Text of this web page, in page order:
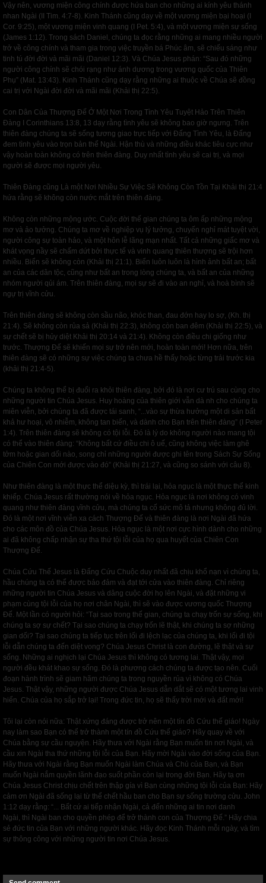
Vậy nên, vương miện công chính được hứa ban cho những ai kính yêu thánh
nhan Ngài (II Tim. 4:7-8). Kinh Thánh cũng dạy về một vương miện bại hoại (I
Cor. 9:25), một vương miện vinh quang (I Pet. 5:4), và một vương miện sự sống
(James 1:12). Trong sách Daniel, chúng ta đọc rằng những ai mang nhiều người
trở về công chính và tham gia trong việc truyền bá Phúc âm, sẽ chiếu sáng như
tinh tú đời đời và mãi mãi (Daniel 12:3). Và Chúa Jesus phán: “Sau đó những
người công chính sẽ chói rạng như ánh dương trong vương quốc của Thiên
Phụ” (Mat. 13:43). Kinh Thánh cũng dạy rằng những ai thuộc về Chúa sẽ đồng
cai trị với Ngài đời đời và mãi mãi (Khải thị 22:5).
Con Dân Của Thượng Đế Ở Một Nơi Trong Tình Yêu Tuyệt Hảo Trên Thiên
Đàng I Corinthians 13:8, 13 dạy rằng tình yêu sẽ không bao giờ ngưng. Trên
thiên đàng chúng ta sẽ sống tương giao trực tiếp với Đấng Tình Yêu, là Đấng
đem tình yêu vào trọn bản thể Ngài. Hận thù và những điều khác tiêu cực như
vậy hoàn toàn không có trên thiên đàng. Duy nhất tình yêu sẽ cai trị, và mọi
người sẽ được mọi người yêu.
Thiên Đàng cũng Là một Nơi Nhiều Sự Việc Sẽ Không Còn Tồn Tại Khải thị 21:4
hứa rằng sẽ không còn nước mắt trên thiên đàng.
Không còn những mộng ước. Cuộc đời thế gian chúng ta ôm ấp những mộng
mơ và ảo tưởng. Chúng ta mơ về nghiệp vụ lý tưởng, chuyến nghỉ mát tuyệt vời,
người công sự toàn hảo, và một hôn lễ lãng mạn nhất. Tất cả những giấc mơ và
khát vọng nầy sẽ chấm dứt bởi thực tế và vinh quang thiên thượng sẽ trội hơn
nhiều. Biển sẽ không còn (Khải thị 21:1). Biển luôn luôn là hình ảnh bất an; bất
an của các dân tộc, cũng như bất an trong lòng chúng ta, và bất an của những
nhóm người qủi ám. Trên thiên đàng, mọi sự sẽ đi vào an nghỉ, và hoà bình sẽ
ngự trị vĩnh cửu.
Trên thiên đàng sẽ không còn sầu não, khóc than, đau đớn hay lo sợ, (Kh. thị
21:4). Sẽ không còn rủa sả (Khải thị 22:3), không còn ban đêm (Khải thị 22:5), và
sự chết sẽ bị hủy diệt Khải thị 20:14 và 21:4). Không còn điều chi giống như
trước. Thượng Đế sẽ khiến mọi sự trở nên mới, hoàn toàn mới! Hơn nữa, trên
thiên đàng sẽ có những sự việc chúng ta chưa hề thấy hoặc từng trải trước kia
(khải thị 21:4-5).
Chúng ta không thể bị đuổi ra khỏi thiên đàng, bởi đó là nơi cư trú sau cùng cho
những người tin Chúa Jesus. Huy hoàng của thiên giới vẫn dà nh cho chúng ta
miên viễn, bởi chúng ta đã được tái sanh, “...vào sự thừa hưởng một di sản bất
khả hư hoại, vô nhiễm, không tan biến, và dành cho Bạn trên thiên đàng” (I Peter
1:4). Trên thiên đàng sẽ không có tội lỗi. Đó là lý do không người nào mang tội
có thể vào thiên đàng: “Không bất cứ điều chi ô uế, cũng không việc làm ghê
tởm hoặc gian dối nào, song chỉ những người được ghi tên trong Sách Sự Sống
của Chiên Con mới được vào đó” (Khải thị 21:27, và cũng so sánh với câu 8).
Như thiên đàng là một thực thể diệu kỳ, thì trái lại, hỏa ngục là một thực thể kinh
khiếp. Chúa Jesus rất thường nói về hỏa ngục. Hỏa ngục là nơi không có vinh
quang như thiên đàng vĩnh cửu, mà chúng ta cố sức mô tả nhưng không đủ lời.
Đó là một nơi vĩnh viễn xa cách Thượng Đế và thiên đàng là nơi Ngài đã hứa
cho các môn đồ của Chúa Jesus. Hỏa ngục là một nơi cực hình dành cho những
ai đã không chấp nhận sự tha thứ tội lỗi của họ qua huyết của Chiên Con
Thượng Đế.
Chúa Cứu Thế Jesus là Đấng Cứu Chuộc duy nhất đã chịu khổ nạn vì chúng ta,
hầu chúng ta có thể được bảo đảm và đạt tới cửa vào thiên đàng. Chỉ riêng
những người tin Chúa Jesus và dâng cuộc đời họ lên Ngài, và đặt những vi
phạm cùng tội lỗi của họ nơi chân Ngài, thì sẽ vào được vương quốc Thượng
Đế. Một lần có người hỏi: “Tại sao trong thế gian, chúng ta chạy trốn sự sống, khi
chúng ta sợ sự chết? Tại sao chúng ta chạy trốn lẽ thật, khi chúng ta sợ những
gian dối? Tại sao chúng ta tiếp tục trên lối đi lệch lạc của chúng ta, khi lối đi tội
lỗi dẫn chúng ta đến diệt vong? Chúa Jesus Christ là con đường, lẽ thật và sự
sống. Những ai nghịch lại Chúa Jesus thì không có tương lai. Thật vậy, mọi
người đều khát khao sự sống. Đó là phương cách chúng ta được tạo nên. Cuối
đoạn hành trình sẽ giam hãm chúng ta trong nguyền rủa vì không có Chúa
Jesus. Thật vậy, những người được Chúa Jesus dẫn dắt sẽ có một tương lai vinh
hiển. Chúa của họ sắp trở lại! Trong đức tin, họ sẽ thấy trời mới và đất mới!
Tôi lại còn nói nữa: Thật xứng đáng được trở nên một tín đồ Cứu thế giáo! Ngày
nay làm sao Bạn có thể trở thành một tín đồ Cứu thế giáo? Hãy quay về với
Chúa bằng sự cầu nguyện. Hãy thưa với Ngài rằng Bạn muốn tin nơi Ngài, và
cầu xin Ngài tha thứ những tội lỗi của Bạn. Hãy mời Ngài vào đời sống của Bạn.
Hãy thưa với Ngài rằng Bạn muốn Ngài làm Chúa và Chủ của Bạn, và Bạn
muốn Ngài nắm quyền lãnh đạo suốt phần còn lại trong đời Bạn. Hãy tạ ơn
Chúa Jesus Christ chịu chết trên thập gía vì Bạn cùng những tội lỗi của Bạn: Hãy
cảm ơn Ngài đã sống lại từ thể chết hầu ban cho Bạn sự sống trường cửu. John
1:12 dạy rằng: “... Bất cứ ai tiếp nhận Ngài, cả đến những ai tin nơi danh
Ngài, thì Ngài ban cho quyền phép để trở thành con của Thượng Đế.” Hãy chia
sẻ đức tin của Bạn với những người khác. Hãy đọc Kinh Thánh mỗi ngày, và tìm
sự thông công với những người tin nơi Chúa Jesus.